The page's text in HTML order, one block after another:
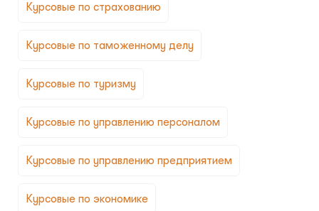
Курсовые по страхованию
Курсовые по таможенному делу
Курсовые по туризму
Курсовые по управлению персоналом
Курсовые по управлению предприятием
Курсовые по экономике